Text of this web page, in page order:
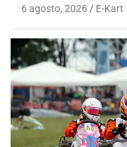
6 agosto, 2026 E-Kart